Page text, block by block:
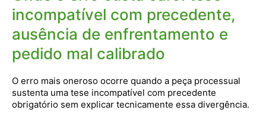
incompatível com precedente,
ausência de enfrentamento e
pedido mal calibrado
O erro mais oneroso ocorre quando a peça processual
sustenta uma tese incompatível com precedente
obrigatório sem explicar tecnicamente essa divergência.